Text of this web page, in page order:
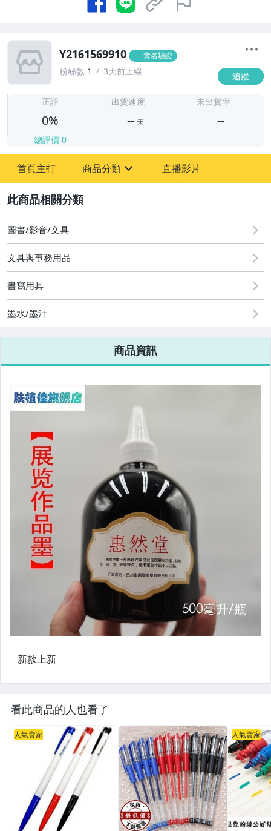
Y2161569910 實名驗證
粉絲數 1 3天前上線 追蹤
正評
0%
總評價 0
出貨速度
-- 天
未出貨率
--
首頁主打 商品分類
古董、藝術與礦石
手機、配件與通訊
美容保養與彩妝
電腦、平板與周邊
相機、攝影與周邊
運動、戶外與休閒
電玩遊戲與主機
嬰幼兒與孕婦
汽機車精品百貨
居家、家具與園藝
玩具、模型與公仔
男性精品與服飾
偶像、球員卡與郵幣
女裝與服飾配件
手錶與飾品配件
女包精品與女鞋
家電與影音視聽
直播影片
圖書/影音/文具
文具與事務用品
書寫用具
墨水/墨汁
商品資訊
看此商品的人也看了
人氣賣家 人氣賣家